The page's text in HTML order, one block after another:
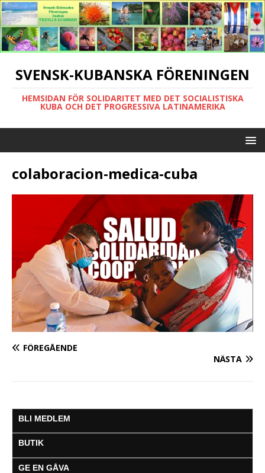
SVENSK-KUBANSKA FÖRENINGEN
HEMSIDAN FÖR SOLIDARITET MED DET SOCIALISTISKA
KUBA OCH DET PROGRESSIVA LATINAMERIKA
colaboracion-medica-cuba
FÖREGÅENDE
NÄSTA
BLI MEDLEM
BUTIK
GE EN GÅVA